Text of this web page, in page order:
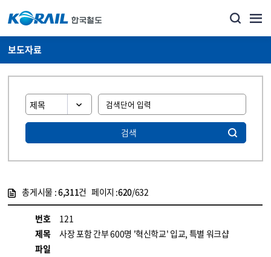
보도자료
검색
총게시물 :6,311건 페이지 :620/632
번호
121
제목
사장 포함 간부 600명 '혁신학교' 입교, 특별 워크샵
파일